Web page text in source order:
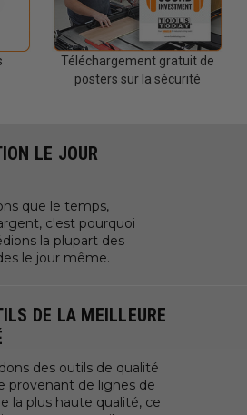
Téléchargement gratuit de
posters sur la sécurité
LE JOUR
que le temps,
c'est pourquoi
la plupart des
le jour même.
DE LA MEILLEURE
des outils de qualité
provenant de lignes de
la plus haute qualité, ce